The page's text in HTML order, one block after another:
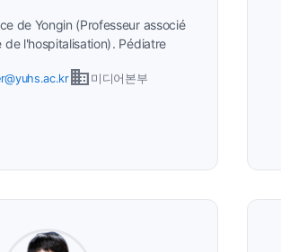
de Yongin (Professeur associé
de l'hospitalisation) Pédiatre
business 미디어본부